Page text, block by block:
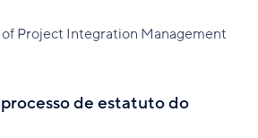
de estatuto do